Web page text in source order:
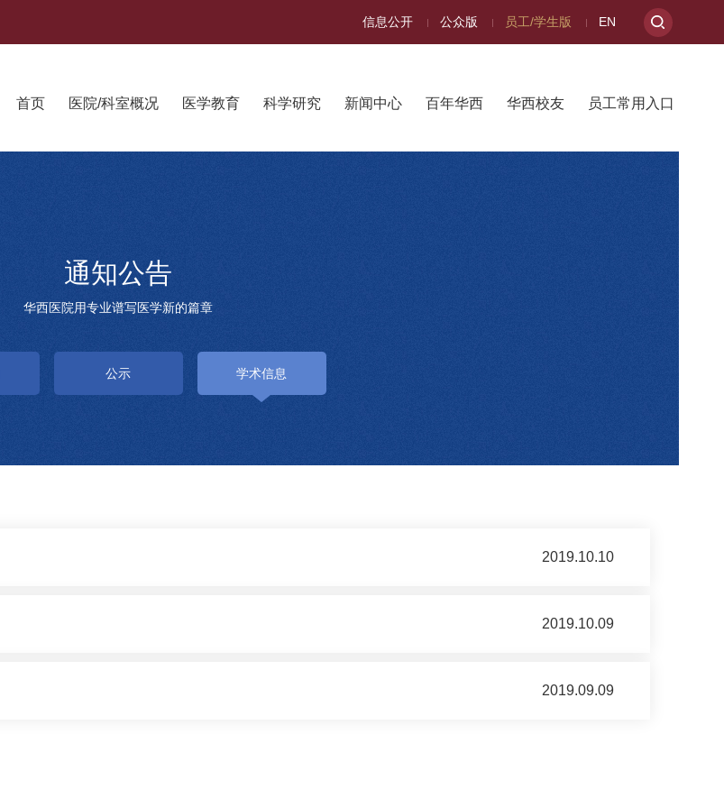
信息公开 公众版 员工/学生版 EN
首页 医院/科室概况 医学教育 科学研究 新闻中心 百年华西 华西校友 员工常用入口
通知公告
华西医院用专业谱写医学新的篇章
公示 学术信息
2019.10.10
2019.10.09
2019.09.09